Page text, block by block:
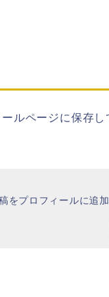
ルページに保存し
をプロフィールに追